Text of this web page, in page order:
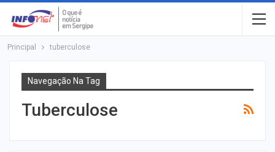
Principal tuberculose
Navegação Na Tag
Tuberculose